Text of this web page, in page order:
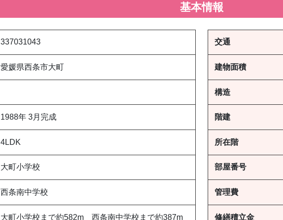
基本情報
337031043
愛媛県西条市大町
1988年 3月完成
4LDK
大町小学校
西条南中学校
大町小学校まで約582m 西条南中学校まで約387m
交通
建物面積
構造
階建
所在階
部屋番号
管理費
修繕積立金